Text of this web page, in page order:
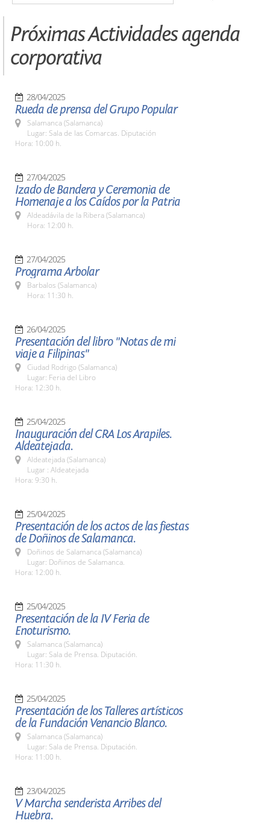
Próximas Actividades agenda
corporativa
28/04/2025
Rueda de prensa del Grupo Popular
Salamanca (Salamanca)
Lugar: Sala de las Comarcas. Diputación
Hora: 10:00 h.
27/04/2025
Izado de Bandera y Ceremonia de
Homenaje a los Caídos por la Patria
Aldeadávila de la Ribera (Salamanca)
Hora: 12:00 h.
27/04/2025
Programa Arbolar
Barbalos (Salamanca)
Hora: 11:30 h.
26/04/2025
Presentación del libro "Notas de mi
viaje a Filipinas"
Ciudad Rodrigo (Salamanca)
Lugar: Feria del Libro
Hora: 12:30 h.
25/04/2025
Inauguración del CRA Los Arapiles.
Aldeatejada.
Aldeatejada (Salamanca)
Lugar : Aldeatejada
Hora: 9:30 h.
25/04/2025
Presentación de los actos de las fiestas
de Doñinos de Salamanca.
Doñinos de Salamanca (Salamanca)
Lugar: Doñinos de Salamanca.
Hora: 12:00 h.
25/04/2025
Presentación de la IV Feria de
Enoturismo.
Salamanca (Salamanca)
Lugar: Sala de Prensa. Diputación.
Hora: 11:30 h.
25/04/2025
Presentación de los Talleres artísticos
de la Fundación Venancio Blanco.
Salamanca (Salamanca)
Lugar: Sala de Prensa. Diputación.
Hora: 11:00 h.
23/04/2025
V Marcha senderista Arribes del
Huebra.